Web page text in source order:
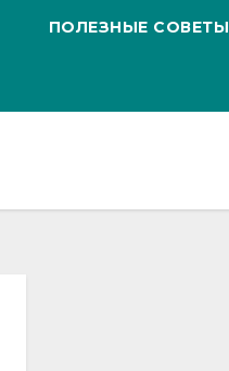
ПОЛЕЗНЫЕ СОВЕТЫ